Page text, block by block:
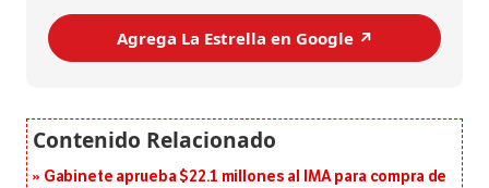
Agrega La Estrella en Google ↗️
Gabinete aprueba $22.1 millones al IMA para compra de